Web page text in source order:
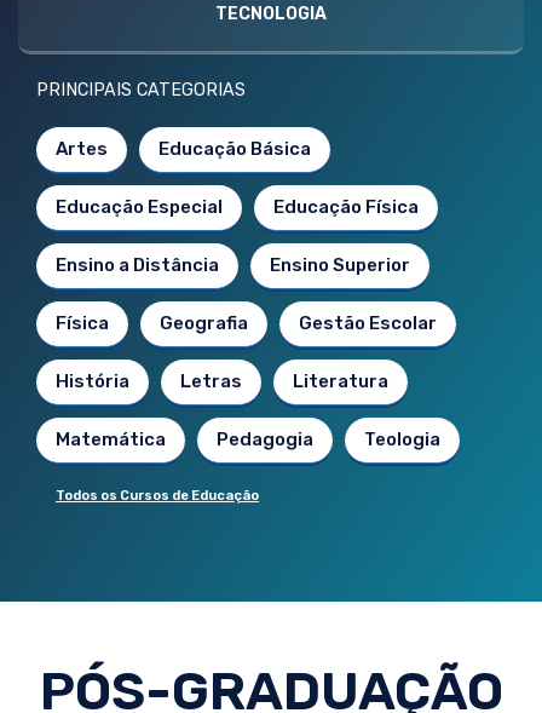
TECNOLOGIA
PRINCIPAIS CATEGORIAS
Artes Educação Básica
Educação Especial Educação Física
Ensino a Distância Ensino Superior
Física Geografia Gestão Escolar
História Letras Literatura
Matemática Pedagogia Teologia
Todos os Cursos de Educação
PÓS-GRADUAÇÃO